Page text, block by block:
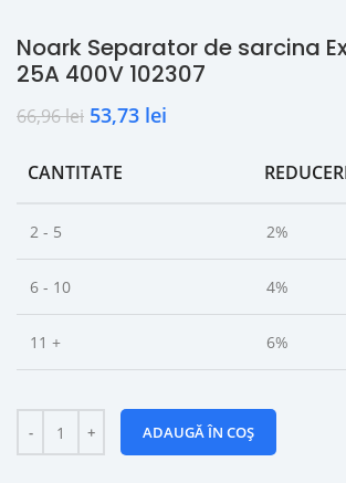
Noark Separator de sarcina
25A 400V 102307
66,96lei 53,73 lei
CANTITATE
2 - 5 2%
6 - 10 4%
11 + 6%
ADAUGĂ ÎN COȘ